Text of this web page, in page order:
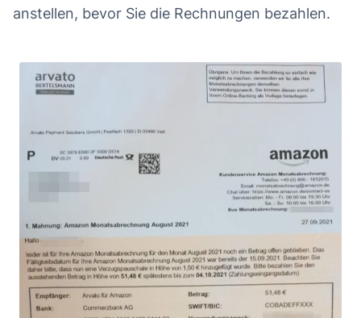
anstellen, bevor Sie die Rechnungen bezahlen.